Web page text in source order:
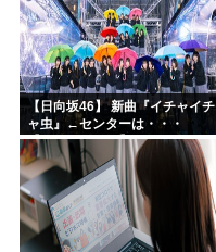
【日向坂46】 新曲『イチャイチ
ャ虫』←センターは・・・
【18thシングル】